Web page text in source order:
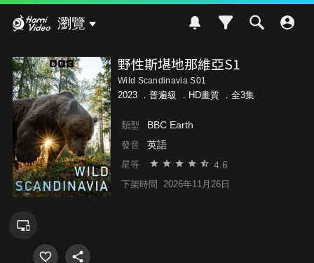
瀏覽
野性斯堪地那維亞S1
Wild Scandinavia S01
2023 ． 普遍級 ．HD畫質 ．全3集
類型 BBC Earth
發音 英語
星等 4.6
下架時間 2026年11月26日